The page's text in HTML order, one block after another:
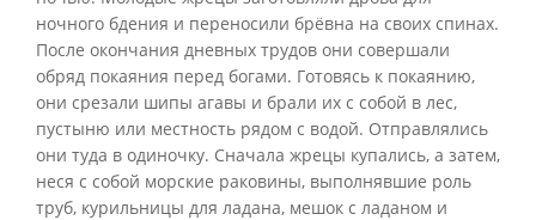
ночного бдения и переносили брёвна на своих спинах.
После окончания дневных трудов они совершали
обряд покаяния перед богами. Готовясь к покаянию,
они срезали шипы агавы и брали их с собой в лес,
пустыню или местность рядом с водой. Отправлялись
они туда в одиночку. Сначала жрецы купались, а затем,
неся с собой морские раковины, выполнявшие роль
труб, курильницы для ладана, мешок с ладаном и